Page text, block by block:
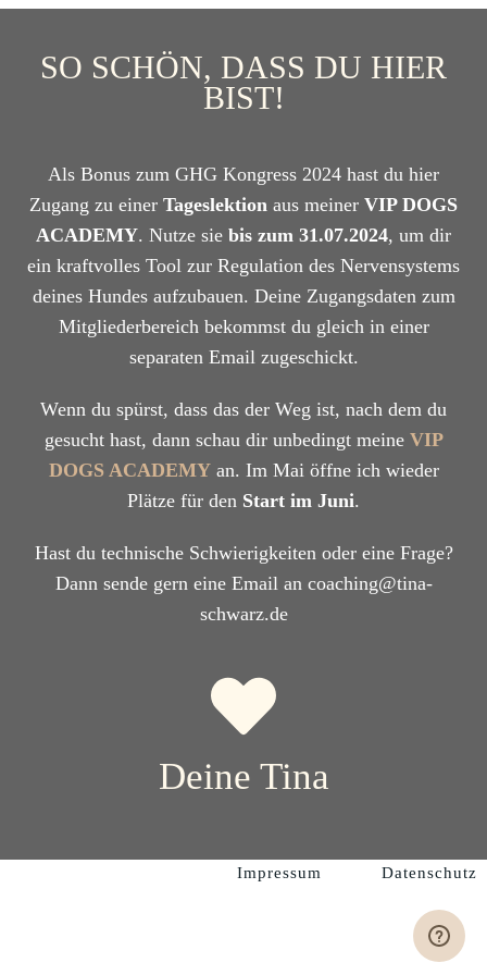
SO SCHÖN, DASS DU HIER
BIST!
Als Bonus zum GHG Kongress 2024 hast du hier
Zugang zu einer Tageslektion aus meiner VIP DOGS
ACADEMY. Nutze sie bis zum 31.07.2024, um dir
ein kraftvolles Tool zur Regulation des Nervensystems
deines Hundes aufzubauen. Deine Zugangsdaten zum
Mitgliederbereich bekommst du gleich in einer
separaten Email zugeschickt.
Wenn du spürst, dass das der Weg ist, nach dem du
gesucht hast, dann schau dir unbedingt meine VIP
DOGS ACADEMYan. Im Mai öffne ich wieder
Plätze für den Start im Juni.
Hast du technische Schwierigkeiten oder eine Frage?
Dann sende gern eine Email an coaching@tina-
schwarz.de
Deine Tina
Impressum Datenschutz